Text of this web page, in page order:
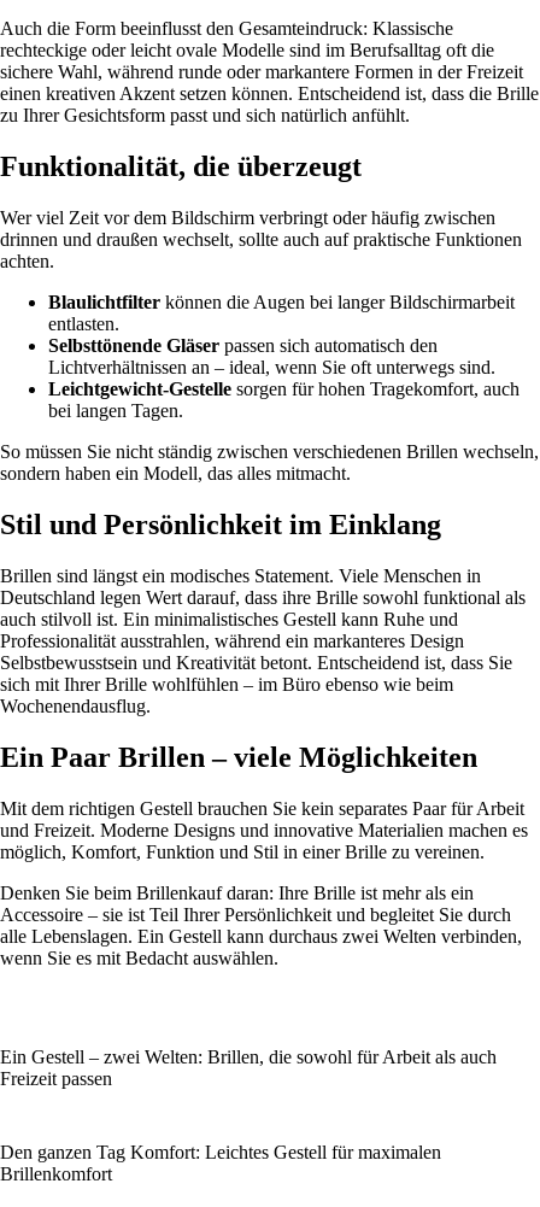
Auch die Form beeinflusst den Gesamteindruck: Klassische
rechteckige oder leicht ovale Modelle sind im Berufsalltag oft die
sichere Wahl, während runde oder markantere Formen in der Freizeit
einen kreativen Akzent setzen können. Entscheidend ist, dass die Brille
zu Ihrer Gesichtsform passt und sich natürlich anfühlt.
Funktionalität, die überzeugt
Wer viel Zeit vor dem Bildschirm verbringt oder häufig zwischen
drinnen und draußen wechselt, sollte auch auf praktische Funktionen
achten.
Blaulichtfilter können die Augen bei langer Bildschirmarbeit
entlasten.
Selbsttönende Gläser passen sich automatisch den
Lichtverhältnissen an – ideal, wenn Sie oft unterwegs sind.
Leichtgewicht-Gestelle sorgen für hohen Tragekomfort, auch
bei langen Tagen.
So müssen Sie nicht ständig zwischen verschiedenen Brillen wechseln,
sondern haben ein Modell, das alles mitmacht.
Stil und Persönlichkeit im Einklang
Brillen sind längst ein modisches Statement. Viele Menschen in
Deutschland legen Wert darauf, dass ihre Brille sowohl funktional als
auch stilvoll ist. Ein minimalistisches Gestell kann Ruhe und
Professionalität ausstrahlen, während ein markanteres Design
Selbstbewusstsein und Kreativität betont. Entscheidend ist, dass Sie
sich mit Ihrer Brille wohlfühlen – im Büro ebenso wie beim
Wochenendausflug.
Ein Paar Brillen – viele Möglichkeiten
Mit dem richtigen Gestell brauchen Sie kein separates Paar für Arbeit
und Freizeit. Moderne Designs und innovative Materialien machen es
möglich, Komfort, Funktion und Stil in einer Brille zu vereinen.
Denken Sie beim Brillenkauf daran: Ihre Brille ist mehr als ein
Accessoire – sie ist Teil Ihrer Persönlichkeit und begleitet Sie durch
alle Lebenslagen. Ein Gestell kann durchaus zwei Welten verbinden,
wenn Sie es mit Bedacht auswählen.
Ein Gestell – zwei Welten: Brillen, die sowohl für Arbeit als auch
Freizeit passen
Den ganzen Tag Komfort: Leichtes Gestell für maximalen
Brillenkomfort